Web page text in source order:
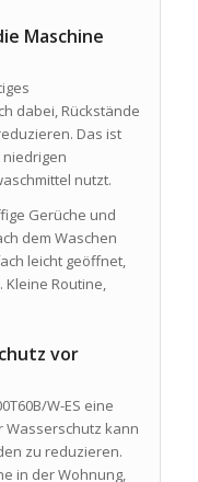
Maschine
dabei, Rückstände
Das ist
nutzt.
Gerüche und
dem Waschen
leicht geöffnet,
Kleine Routine,
vor
W-ES eine
Wasserschutz kann
zu reduzieren.
in der Wohnung,